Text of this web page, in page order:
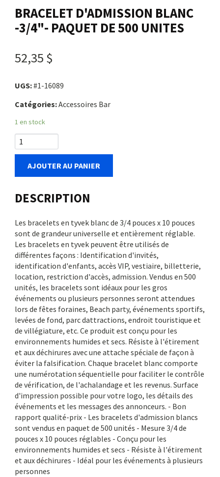
Panier
BRACELET D'ADMISSION BLANC
-3/4"- PAQUET DE 500 UNITES
52,35 $
UGS:#1-16089
Catégories:Accessoires Bar
1 en stock
AJOUTER AU PANIER
DESCRIPTION
Les bracelets en tyvek blanc de 3/4 pouces x 10 pouces
sont de grandeur universelle et entièrement réglable.
Les bracelets en tyvek peuvent être utilisés de
différentes façons : Identification d'invités,
identification d'enfants, accès VIP, vestiaire, billetterie,
location, restriction d'accès, admission. Vendus en 500
unités, les bracelets sont idéaux pour les gros
événements ou plusieurs personnes seront attendues
lors de fêtes foraines, Beach party, événements sportifs,
levées de fond, parc dattractions, endroit touristique et
de villégiature, etc. Ce produit est conçu pour les
environnements humides et secs. Résiste à l'étirement
et aux déchirures avec une attache spéciale de façon à
éviter la falsification. Chaque bracelet blanc comporte
une numérotation séquentielle pour faciliter le contrôle
de vérification, de l'achalandage et les revenus. Surface
d'impression possible pour votre logo, les détails des
événements et les messages des annonceurs. - Bon
rapport qualité-prix - Les bracelets d'admission blancs
sont vendus en paquet de 500 unités - Mesure 3/4 de
pouces x 10 pouces réglables - Conçu pour les
environnements humides et secs - Résiste à l'étirement
et aux déchirures - Idéal pour les événements à plusieurs
personnes